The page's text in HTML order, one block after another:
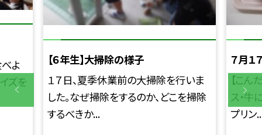
よ
ズを
【６年生】大掃除の様子
１７日、夏季休業前の大掃除を行いま
した。なぜ掃除をするのか、どこを掃除
するべきか...
７月１
【こん
ス・牛
プリン